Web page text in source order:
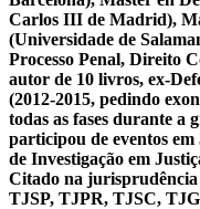
Carlos III de Madrid),
(Universidade de
Processo Penal, Direito
autor de 10 livros, ex-
(2012-2015, pedindo
todas as fases durante a
participou de eventos
de Investigação em
Citado na
TJSP, TJPR, TJSC,